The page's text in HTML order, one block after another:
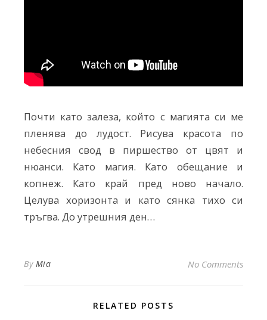
Почти като залеза, който с магията си ме
пленява до лудост. Рисува красота по
небесния свод в пиршество от цвят и
нюанси. Като магия. Като обещание и
копнеж. Като край пред ново начало.
Целува хоризонта и като сянка тихо си
тръгва. До утрешния ден…
By Mia No Comments
RELATED POSTS